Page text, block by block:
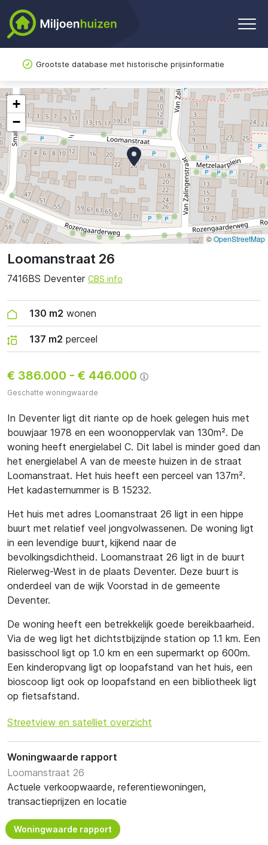
Grootste database met historische prijsinformatie
Loomanstraat 26
7416BS Deventer CBS info
130 m2 wonen
137 m2 perceel
€ 386.000 - € 446.000
Geschatte woningwaarde
In Deventer ligt dit riante op de hoek gelegen huis met
bouwjaar 1978 en een woonoppervlak van 130m². De
woning heeft energielabel C. Dit label is minder goed dan
het energielabel A van de meeste huizen in de straat
Loomanstraat. Het huis heeft een perceel van 137m².
Het kadasternummer is B 15232.
Het huis met adres Loomanstraat 26 ligt in een hippe
buurt met relatief veel jongvolwassenen. De woning ligt
in een levendige buurt, kijkend naar de
bevolkingsdichtheid. Loomanstraat 26 ligt in de buurt
Rielerweg-West in de plaats Deventer. Deze buurt is
onderdeel van de wijk Voorstad in de gemeente
Deventer.
De woning heeft een betrekkelijk goede bereikbaarheid.
Via de weg ligt het dichtstbijzijnde station op 1.1 km. Een
basisschool ligt op 1.0 km en een supermarkt op 600m.
Een kinderopvang ligt op loopafstand van het huis, een
bioscoop ligt ook op loopafstand en een bibliotheek ligt
op fietsafstand.
Streetview en satelliet overzicht
Woningwaarde rapport
Loomanstraat 26
Actuele verkoopwaarde, referentiewoningen,
transactieprijzen en locatie
Woningwaarde rapport
+
−
©OpenStreetMap